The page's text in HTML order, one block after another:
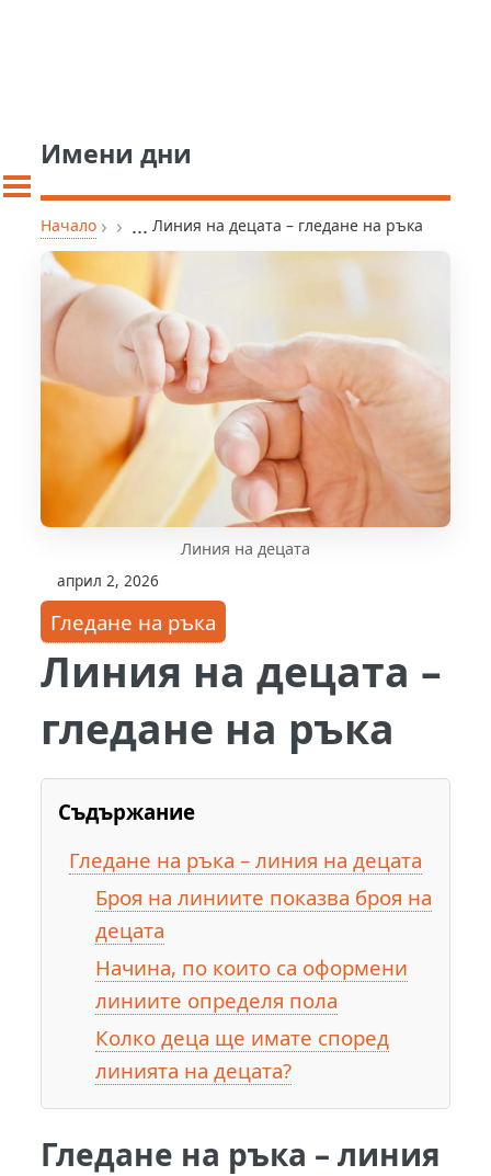
Имени дни
Начало › › ... Линия на децата – гледане на ръка
Линия на децата
април 2, 2026
Гледане на ръка
Линия на децата –
гледане на ръка
Съдържание
Гледане на ръка – линия на децата
Броя на линиите показва броя на
децата
Начина, по които са оформени
линиите определя пола
Колко деца ще имате според
линията на децата?
Гледане на ръка – линия